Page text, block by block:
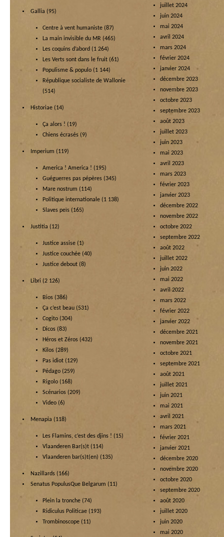
Gallia (95)
Centre à vent humaniste (87)
La main invisible du MR (465)
Les coquins d’abord (1 264)
Les Verts sont dans le fruit (61)
Populisme & populo (1 144)
République socialiste de Wallonie
(514)
Historiae (14)
Ça alors ! (19)
Chiens écrasés (9)
Imperium (119)
America ! America ! (195)
Guéguerres pas pépères (345)
Mare nostrum (114)
Politique internationale (1 138)
Slaves peïs (165)
Justitia (12)
Justice assise (1)
Justice couchée (40)
Justice debout (8)
Libri (2 126)
Bios (386)
Ça c’est beau (531)
Cogito (304)
Dicos (83)
Héros et Zéros (432)
Kilos (289)
Pas idiot (129)
Pédago (259)
Rigolo (168)
Scénarios (209)
Video (6)
Menapia (118)
Les Flamins, c’est des djins ! (15)
Vlaanderen Bar(s)t (114)
Vlaanderen bar(s)t(en) (135)
Nazillards (166)
Senatus PopulusQue Belgarum (11)
Plein la tronche (74)
Ridiculus Politicae (193)
Trombinoscope (11)
juillet 2024
juin 2024
mai 2024
avril 2024
mars 2024
février 2024
janvier 2024
décembre 2023
novembre 2023
octobre 2023
septembre 2023
août 2023
juillet 2023
juin 2023
mai 2023
avril 2023
mars 2023
février 2023
janvier 2023
décembre 2022
novembre 2022
octobre 2022
septembre 2022
août 2022
juillet 2022
juin 2022
mai 2022
avril 2022
mars 2022
février 2022
janvier 2022
décembre 2021
novembre 2021
octobre 2021
septembre 2021
août 2021
juillet 2021
juin 2021
mai 2021
avril 2021
mars 2021
février 2021
janvier 2021
décembre 2020
novembre 2020
octobre 2020
septembre 2020
août 2020
juillet 2020
juin 2020
mai 2020